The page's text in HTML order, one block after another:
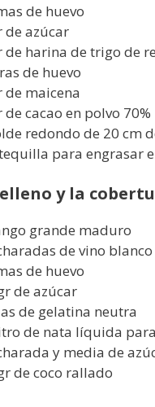
de huevo
de azúcar
de harina de trigo de
de huevo
de maicena
de cacao en polvo 70%
redondo de 20 cm
para engrasar
y la
grande maduro
de vino blanco
de huevo
de azúcar
de gelatina neutra
de nata líquida
y media de
de coco rallado